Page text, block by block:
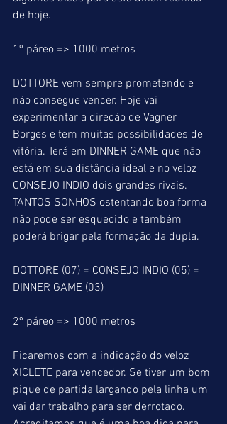
de hoje.
1º páreo => 1000 metros
DOTTORE vem sempre prometendo e
não consegue vencer. Hoje vai
experimentar a direção de Vagner
Borges e tem muitas possibilidades de
vitória. Terá em DINNER GAME que não
está em sua distância ideal e no veloz
CONSEJO INDIO dois grandes rivais.
TANTOS SONHOS ostentando boa forma
não pode ser esquecido e também
poderá brigar pela formação da dupla.
DOTTORE (07) = CONSEJO INDIO (05) =
DINNER GAME (03)
2º páreo => 1000 metros
Ficaremos com a indicação do veloz
XICLETE para vencedor. Se tiver um bom
pique de partida largando pela linha um
vai dar trabalho para ser derrotado.